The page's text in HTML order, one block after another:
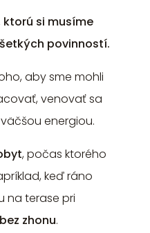
ktorú si musíme
povinností.
aby sme mohli
venovať sa
energiou.
, počas ktorého
keď ráno
na terase pri
bez zhonu.